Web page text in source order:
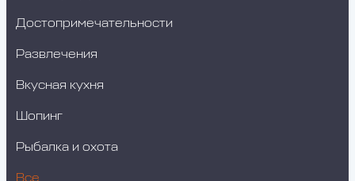
Достопримечательности
Развлечения
Вкусная кухня
Шопинг
Рыбалка и охота